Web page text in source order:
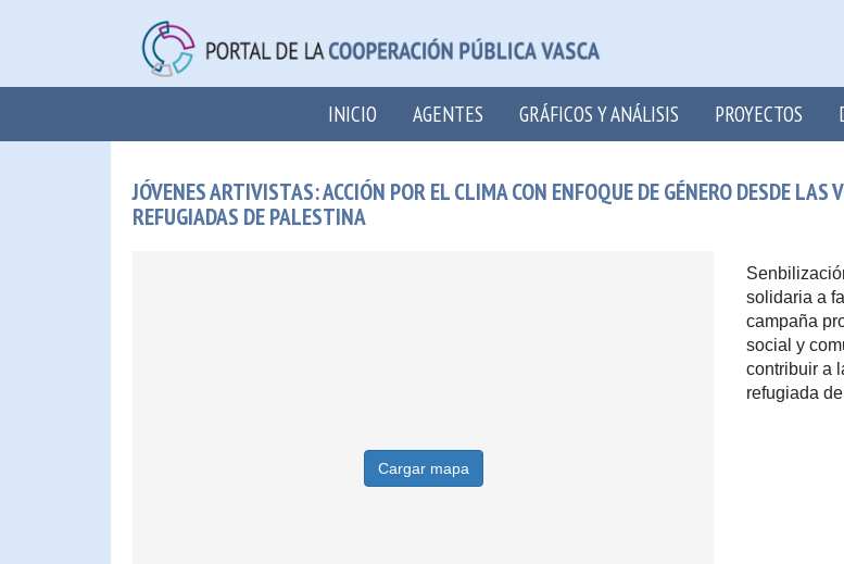
INICIO AGENTES GRÁFICOS Y ANÁLISIS PROYECTOS
JÓVENES ARTIVISTAS: ACCIÓN POR EL CLIMA CON ENFOQUE DE GÉNERO DESDE LAS
REFUGIADAS DE PALESTINA
Cargar mapa
solidaria a
campaña
social y
contribuir a
refugiada